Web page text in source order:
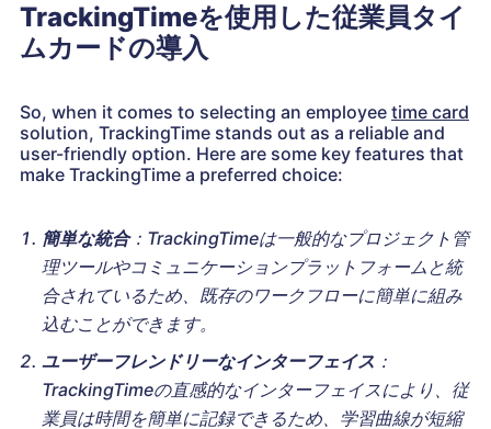
TrackingTimeを使用した従業員タイ
ムカードの導入
So, when it comes to selecting an employee time card
solution, TrackingTime stands out as a reliable and
user-friendly option. Here are some key features that
make TrackingTime a preferred choice:
簡単な統合：TrackingTimeは一般的なプロジェクト管
理ツールやコミュニケーションプラットフォームと統
合されているため、既存のワークフローに簡単に組み
込むことができます。
ユーザーフレンドリーなインターフェイス ：
TrackingTimeの直感的なインターフェイスにより、従
業員は時間を簡単に記録できるため、学習曲線が短縮